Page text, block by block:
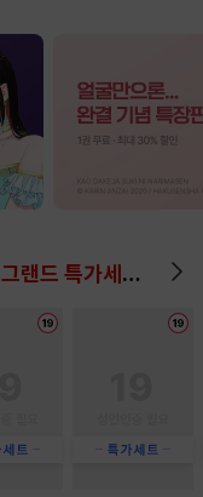
그랜드 특가세트